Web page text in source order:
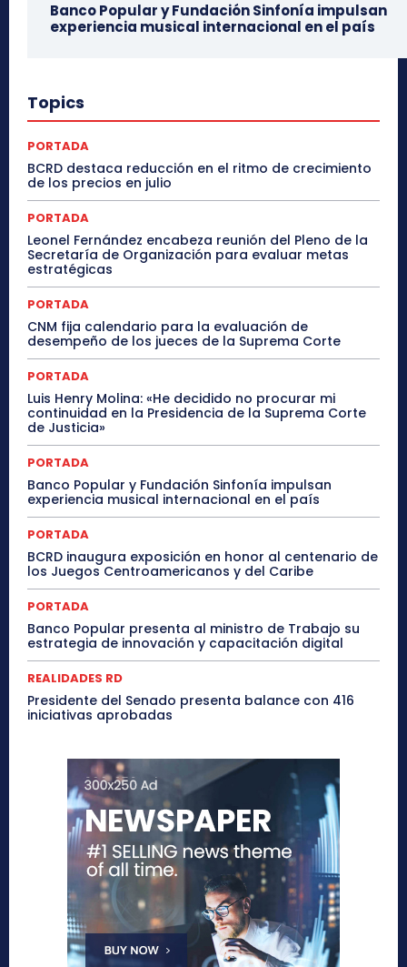
Banco Popular y Fundación Sinfonía impulsan
experiencia musical internacional en el país
Topics
PORTADA
BCRD destaca reducción en el ritmo de crecimiento
de los precios en julio
PORTADA
Leonel Fernández encabeza reunión del Pleno de la
Secretaría de Organización para evaluar metas
estratégicas
PORTADA
CNM fija calendario para la evaluación de
desempeño de los jueces de la Suprema Corte
PORTADA
Luis Henry Molina: «He decidido no procurar mi
continuidad en la Presidencia de la Suprema Corte
de Justicia»
PORTADA
Banco Popular y Fundación Sinfonía impulsan
experiencia musical internacional en el país
PORTADA
BCRD inaugura exposición en honor al centenario de
los Juegos Centroamericanos y del Caribe
PORTADA
Banco Popular presenta al ministro de Trabajo su
estrategia de innovación y capacitación digital
REALIDADES RD
Presidente del Senado presenta balance con 416
iniciativas aprobadas